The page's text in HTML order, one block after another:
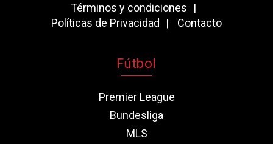
Términos y condiciones
Políticas de Privacidad
Contacto
Fútbol
Premier League
Bundesliga
MLS